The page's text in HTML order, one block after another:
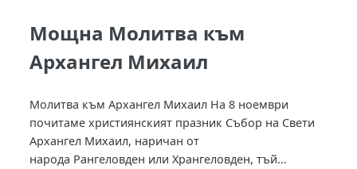
Мощна Молитва към
Архангел Михаил
Молитва към Архангел Михаил На 8 ноември
почитаме християнският празник Събор на Свети
Архангел Михаил, наричан от
народа Рангеловден или Хрангеловден, тъй...